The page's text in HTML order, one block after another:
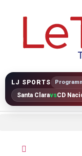
LJ SPORTS
Santa ClaravsCD